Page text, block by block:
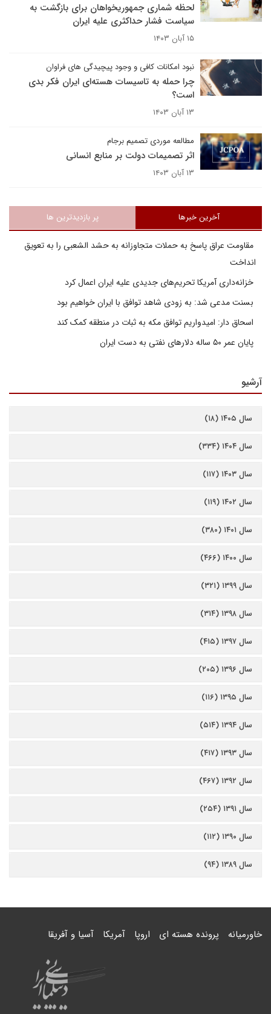
لحظه شماری جمهوریخواهان برای بازگشت به
سیاست فشار حداکثری علیه ایران
۱۵ آبان ۱۴۰۳
نبود امکانات کافی و وجود پیچیدگی های فراوان
چرا حمله به تاسیسات هسته‌ای ایران فکر بدی
است؟
۱۳ آبان ۱۴۰۳
مطالعه موردی تصمیم برجام
اثر تصمیمات دولت بر منابع انسانی
۱۳ آبان ۱۴۰۳
آخرین خبرها پر بازدیدترین ها
مقاومت عراق پاسخ به حملات متجاوزانه به حشد الشعبی را به تعویق
انداخت
خزانه‌داری آمریکا تحریم‌های جدیدی علیه ایران اعمال کرد
بسنت مدعی شد: به زودی شاهد توافق با ایران خواهیم بود
اسحاق دار: امیدواریم توافق مکه به ثبات در منطقه کمک کند
پایان عمر ۵۰ ساله دلارهای نفتی به دست ایران
آرشیو
سال ۱۴۰۵ (۱۸)
سال ۱۴۰۴ (۳۳۴)
سال ۱۴۰۳ (۱۱۷)
سال ۱۴۰۲ (۱۱۹)
سال ۱۴۰۱ (۳۸۰)
سال ۱۴۰۰ (۴۶۶)
سال ۱۳۹۹ (۳۲۱)
سال ۱۳۹۸ (۳۱۴)
سال ۱۳۹۷ (۴۱۵)
سال ۱۳۹۶ (۲۰۵)
سال ۱۳۹۵ (۱۱۶)
سال ۱۳۹۴ (۵۱۴)
سال ۱۳۹۳ (۴۱۷)
سال ۱۳۹۲ (۴۶۷)
سال ۱۳۹۱ (۲۵۴)
سال ۱۳۹۰ (۱۱۲)
سال ۱۳۸۹ (۹۴)
خاورمیانه پرونده هسته ای اروپا آمریکا آسیا و آفریقا